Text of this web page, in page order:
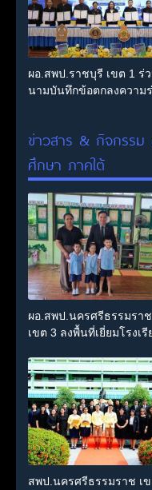
ผอ.สพป.ราชบุรี เขต 1 ร่
นามบันทึกข้อตกลงความร่
จังหวัดราชบุรี
ข่าวสาร & กิจกรรม
ศึกษา ภาคใต้
ผอ.สพป.นครศรีธรรมราช
เขต 3 ลงพื้นที่เยี่ยมโรงเรี
สพป.นครศรีธรรมราช เ